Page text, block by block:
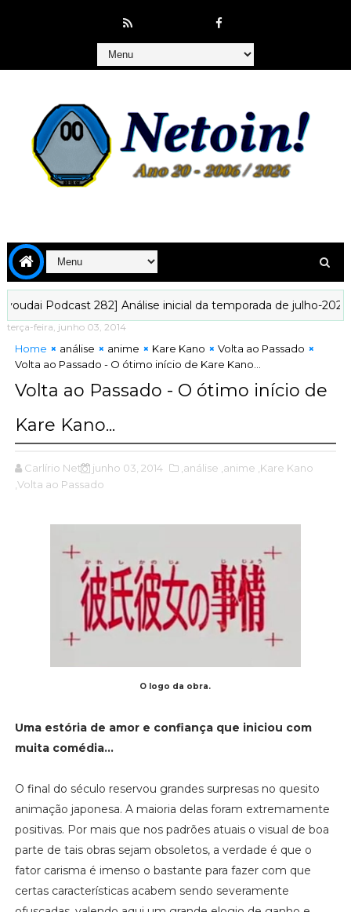
282] Análise inicial da temporada de julho-2026!
terça-feira, junho 03, 2014
Home análise anime Kare Kano
Volta ao Passado
Volta ao Passado - O ótimo início de Kare Kano...
Volta ao Passado - O ótimo início de
Kare Kano...
Carlírio Neto junho 03, 2014 ,análise ,anime ,Kare Kano
,Volta ao Passado
O logo da obra.
Uma estória de amor e confiança que iniciou com
muita comédia...
O final do século reservou grandes surpresas no quesito
animação japonesa. A maioria delas foram extremamente
positivas. Por mais que nos padrões atuais o visual de boa
parte de tais obras sejam obsoletos, a verdade é que o
fator carisma é imenso o bastante para fazer com que
certas características acabem sendo severamente